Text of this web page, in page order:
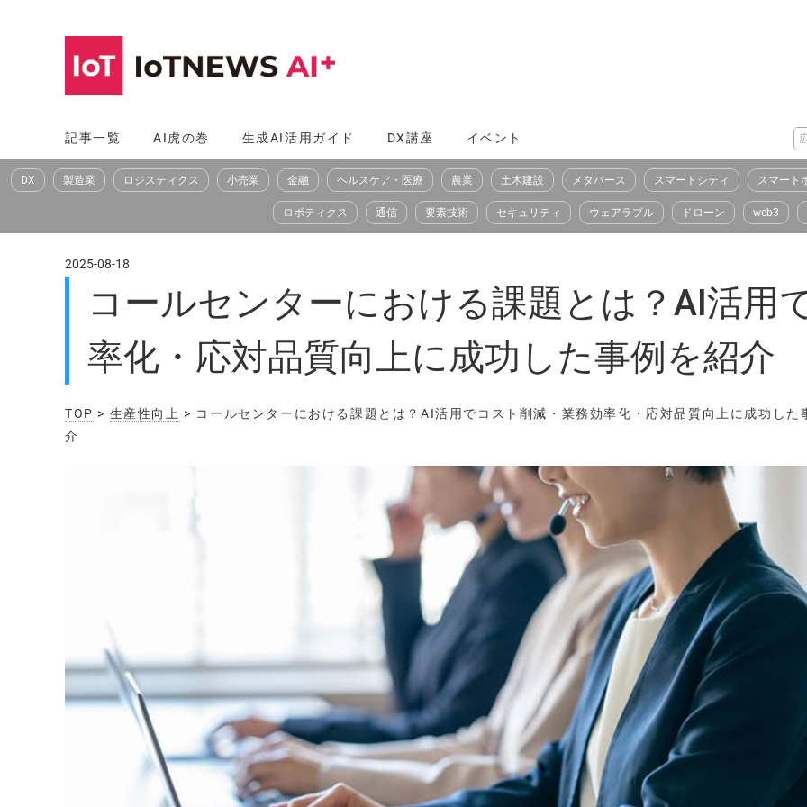
へ
ス
記事一覧 AI虎の巻 生成AI活用ガイド DX講座 イベント
DX 製造業 ロジスティクス 小売業 金融 ヘルスケア・医療 農業 土木建設 メタバース スマートシティ スマート
ロボティクス 通信 要素技術 セキュリティ ウェアラブル ドローン web3
2025-08-18
コールセンターにおける課題とは？AI活用
率化・応対品質向上に成功した事例を紹介
TOP > 生産性向上 > コールセンターにおける課題とは？AI活用でコスト削減・業務効率化・応対品質向上に成功した
介